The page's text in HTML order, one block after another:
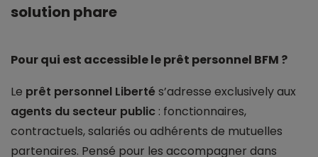
solution phare
Pour qui est accessible le prêt personnel BFM ?
Le prêt personnel Libertés’adresse exclusively aux
agents du secteur public : fonctionnaires,
contractuels, salariés ou adhérents de mutuelles
partenaires. Pensé pour les accompagner dans